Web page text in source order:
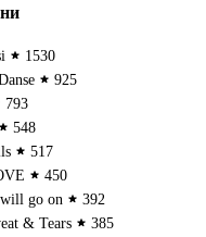
1530
925
793
548
517
450
go on
392
& Tears
385